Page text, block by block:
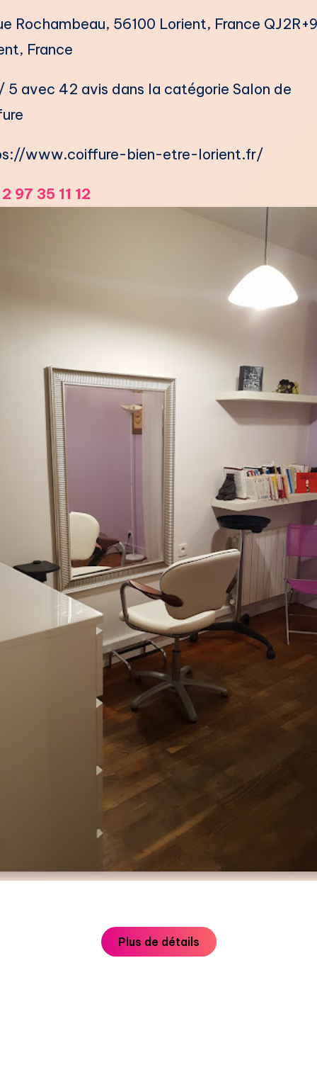
Rochambeau, 56100 Lorient, France
France
5 avec 42 avis dans la catégorie ​Salon de
www.coiffure-bien-etre-lorient.fr/
97 35 11 12
Plus de détails